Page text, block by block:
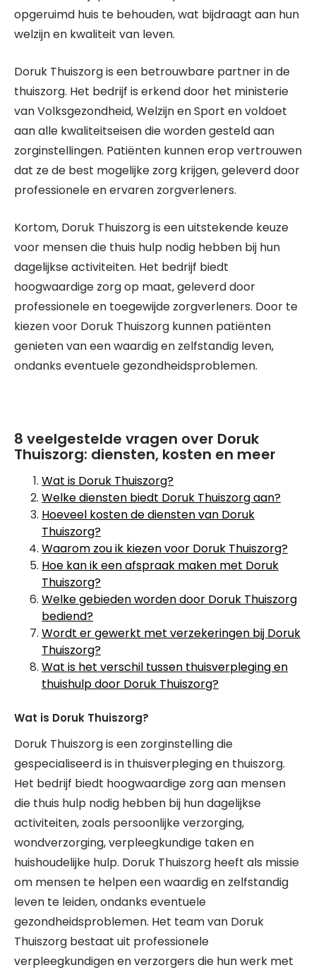
opgeruimd huis te behouden, wat bijdraagt aan hun
welzijn en kwaliteit van leven.
Doruk Thuiszorg is een betrouwbare partner in de
thuiszorg. Het bedrijf is erkend door het ministerie
van Volksgezondheid, Welzijn en Sport en voldoet
aan alle kwaliteitseisen die worden gesteld aan
zorginstellingen. Patiënten kunnen erop vertrouwen
dat ze de best mogelijke zorg krijgen, geleverd door
professionele en ervaren zorgverleners.
Kortom, Doruk Thuiszorg is een uitstekende keuze
voor mensen die thuis hulp nodig hebben bij hun
dagelijkse activiteiten. Het bedrijf biedt
hoogwaardige zorg op maat, geleverd door
professionele en toegewijde zorgverleners. Door te
kiezen voor Doruk Thuiszorg kunnen patiënten
genieten van een waardig en zelfstandig leven,
ondanks eventuele gezondheidsproblemen.
8 veelgestelde vragen over Doruk
Thuiszorg: diensten, kosten en meer
Wat is Doruk Thuiszorg?
Welke diensten biedt Doruk Thuiszorg aan?
Hoeveel kosten de diensten van Doruk
Thuiszorg?
Waarom zou ik kiezen voor Doruk Thuiszorg?
Hoe kan ik een afspraak maken met Doruk
Thuiszorg?
Welke gebieden worden door Doruk Thuiszorg
bediend?
Wordt er gewerkt met verzekeringen bij Doruk
Thuiszorg?
Wat is het verschil tussen thuisverpleging en
thuishulp door Doruk Thuiszorg?
Wat is Doruk Thuiszorg?
Doruk Thuiszorg is een zorginstelling die
gespecialiseerd is in thuisverpleging en thuiszorg.
Het bedrijf biedt hoogwaardige zorg aan mensen
die thuis hulp nodig hebben bij hun dagelijkse
activiteiten, zoals persoonlijke verzorging,
wondverzorging, verpleegkundige taken en
huishoudelijke hulp. Doruk Thuiszorg heeft als missie
om mensen te helpen een waardig en zelfstandig
leven te leiden, ondanks eventuele
gezondheidsproblemen. Het team van Doruk
Thuiszorg bestaat uit professionele
verpleegkundigen en verzorgers die hun werk met